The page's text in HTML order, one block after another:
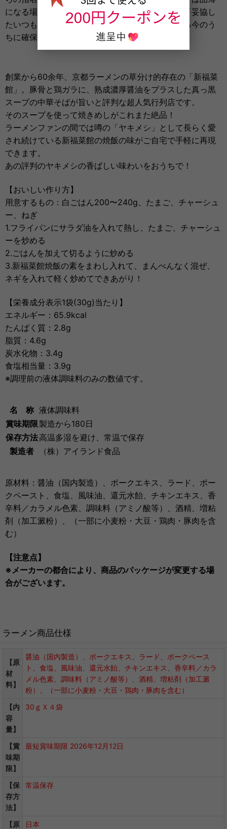
になる場合がございます。休日のランチタイムを「妥協し
たいつもの味」で終わらせないために、在庫がある今のう
ちに確保してください。
創業から60余年、京都ラーメンの草分け的存在の「新福菜
館」。豚骨と鶏ガラに、熟成濃厚醤油をプラスした真っ黒
スープの中華そばが旨いと評判な超人気行列店です。
そのスープを使って焼きめしがこれまた絶品！
ラーメンファンの間では噂の「ヤキメシ」として長らく愛
され続けている新福菜館の焼飯の味がご自宅で手軽に再現
できます。
あの評判のヤキメシの香ばしい味わいをおうちで！
【おいしい作り方】
用意するもの：白ごはん200〜240g、たまご、チャーシュ
ー、ねぎ
1.フライパンにサラダ油を入れて熱し、たまご、チャーシュ
ーを炒める
2.ごはんを加えて切るように炒める
3.新福菜館焼飯の素をまわし入れて、まんべんなく混ぜ、
ネギを入れて軽く炒めてできあがり！
【栄養成分表示1袋(30g)当たり】
エネルギー：65.9kcal
たんぱく質：2.8g
脂質：4.6g
炭水化物：3.4g
食塩相当量：3.9g
※調理前の液体調味料のみの数値です。
名 称 液体調味料
賞味期限 製造から180日
保存方法高温多湿を避け、常温で保存
製造者
（株）アイランド食品
原材料：醤油（国内製造）、ポークエキス、ラード、ポー
クペースト、食塩、風味油、還元水飴、チキンエキス、香
辛料／カラメル色素、調味料（アミノ酸等）、酒精、増粘
剤（加工澱粉）、（一部に小麦粉・大豆・鶏肉・豚肉を含
む）
【注意点】
※メーカーの都合により、商品のパッケージが変更する場
合がございます。
ラーメン商品仕様
【原
材
料】
醤油（国内製造）、ポークエキス、ラード、ポークペース
ト、食塩、風味油、還元水飴、チキンエキス、香辛料／カラ
メル色素、調味料（アミノ酸等）、酒精、増粘剤（加工澱
粉）、（一部に小麦粉・大豆・鶏肉・豚肉を含む）
【内
容
量】
30ｇＸ４袋
【賞
味期
限】
最短賞味期限 2026年12月12日
【保
存方
法】
常温保存
【原
日本